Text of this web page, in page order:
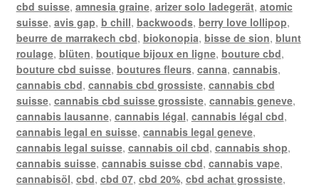
cbd suisse, amnesia graine, arizer solo ladegerät, atomic
suisse, avis gap, b chill, backwoods, berry love lollipop,
beurre de marrakech cbd, biokonopia, bisse de sion, blunt
roulage, blüten, boutique bijoux en ligne, bouture cbd,
bouture cbd suisse, boutures fleurs, canna, cannabis,
cannabis cbd, cannabis cbd grossiste, cannabis cbd
suisse, cannabis cbd suisse grossiste, cannabis geneve,
cannabis lausanne, cannabis légal, cannabis légal cbd,
cannabis legal en suisse, cannabis legal geneve,
cannabis legal suisse, cannabis oil cbd, cannabis shop,
cannabis suisse, cannabis suisse cbd, cannabis vape,
cannabisöl, cbd, cbd 07, cbd 20%, cbd achat grossiste,